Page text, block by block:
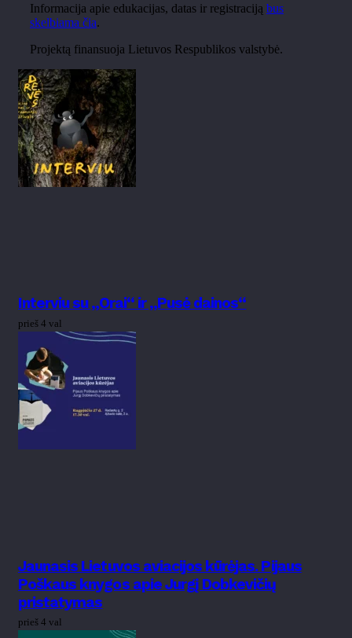
Informacija apie edukacijas, datas ir registraciją bus
skelbiama čia.
Projektą finansuoja Lietuvos Respublikos valstybė.
Interviu su „Orai“ ir „Pusė dainos“
prieš 4 val
Jaunasis Lietuvos aviacijos kūrėjas. Pijaus
Poškaus knygos apie Jurgį Dobkevičių
pristatymas
prieš 4 val